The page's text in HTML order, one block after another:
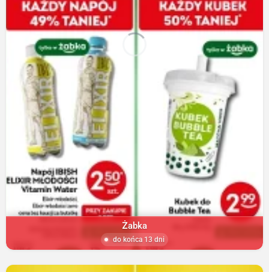
Żabka
do końca 13 dni